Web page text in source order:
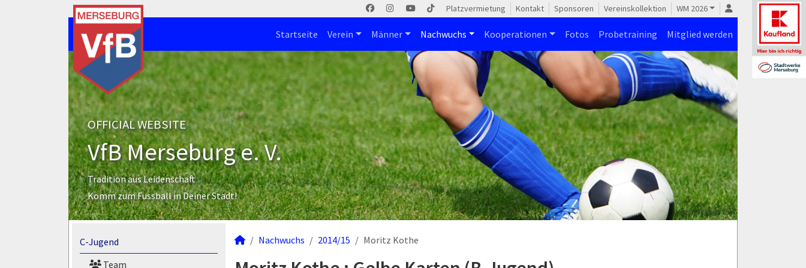
Platzvermietung Kontakt Sponsoren Vereinskollektion WM 2026
Startseite Verein Männer Nachwuchs Kooperationen Fotos Probetraining Mitglied werden
OFFICIAL WEBSITE
VfB Merseburg e. V.
Tradition aus Leidenschaft
Komm zum Fussball in Deiner Stadt!
C-Jugend
Team
Nachwuchs 2014/15 Moritz Kothe